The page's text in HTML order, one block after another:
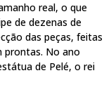
real, o que
de dezenas de
das peças, feitas
prontas. No ano
de Pelé, o rei